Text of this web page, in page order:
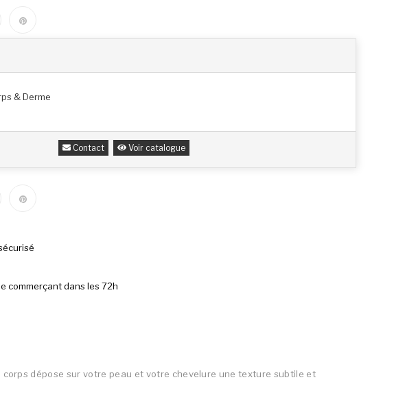
& Derme
Contact Voir catalogue
commerçant dans les 72h
dépose sur votre peau et votre chevelure une texture subtile et